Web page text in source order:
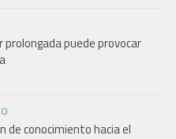
prolongada puede provocar
de conocimiento hacia el